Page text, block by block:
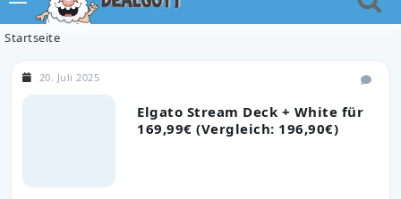
Startseite
Elgato Stream Deck + White für
169,99€ (Vergleich: 196,90€)
20. Juli 2025